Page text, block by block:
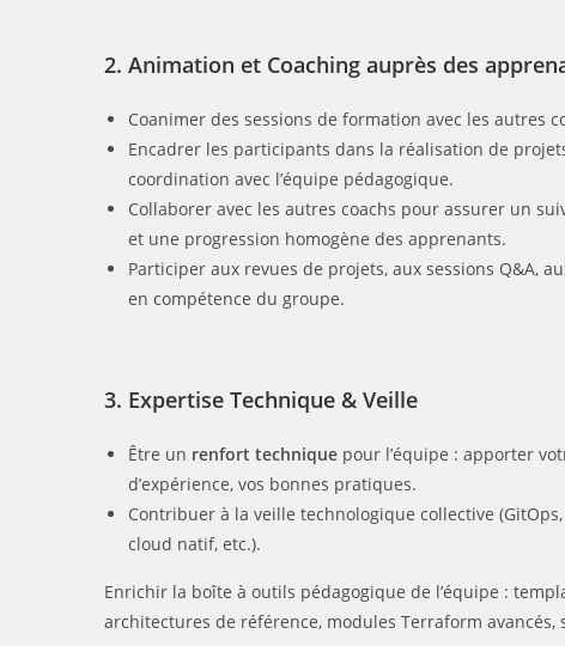
2. Animation et Coaching auprès des
Coanimer des sessions de formation avec les autres
Encadrer les participants dans la réalisation de
coordination avec l’équipe pédagogique.
Collaborer avec les autres coachs pour assurer un
et une progression homogène des apprenants.
Participer aux revues de projets, aux sessions Q&A,
en compétence du groupe.
3. Expertise Technique & Veille
Être un renfort technique pour l’équipe : apporter
d’expérience, vos bonnes pratiques.
Contribuer à la veille technologique collective
cloud natif, etc.).
Enrichir la boîte à outils pédagogique de l’équipe :
architectures de référence, modules Terraform avancés,